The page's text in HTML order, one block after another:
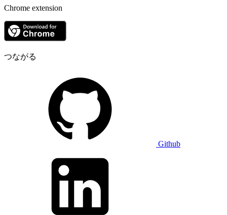
Chrome extension
つながる
Github